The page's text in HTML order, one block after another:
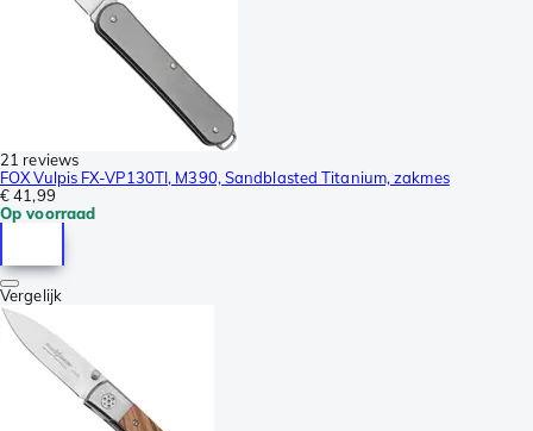
21 reviews
FOX Vulpis FX-VP130TI, M390, Sandblasted Titanium, zakmes
€ 41,99
Op voorraad
Vergelijk